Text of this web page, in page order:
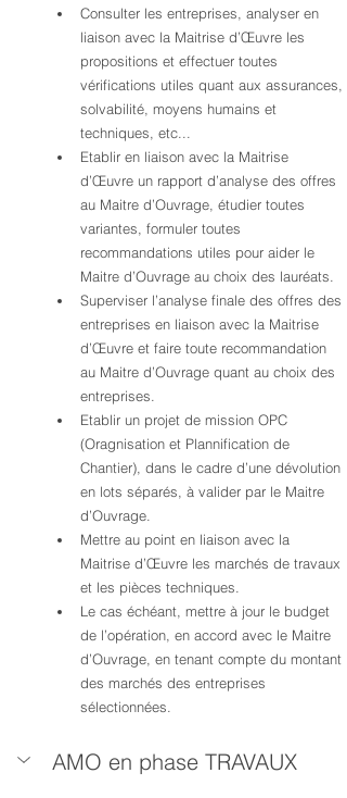
Consulter les entreprises, analyser en
liaison avec la Maitrise d’Œuvre les
propositions et effectuer toutes
vérifications utiles quant aux assurances,
solvabilité, moyens humains et
techniques, etc...
Etablir en liaison avec la Maitrise
d’Œuvre un rapport d’analyse des offres
au Maitre d’Ouvrage, étudier toutes
variantes, formuler toutes
recommandations utiles pour aider le
Maitre d’Ouvrage au choix des lauréats.
Superviser l’analyse finale des offres des
entreprises en liaison avec la Maitrise
d’Œuvre et faire toute recommandation
au Maitre d’Ouvrage quant au choix des
entreprises.
Etablir un projet de mission OPC
(Oragnisation et Plannification de
Chantier), dans le cadre d’une dévolution
en lots séparés, à valider par le Maitre
d’Ouvrage.
Mettre au point en liaison avec la
Maitrise d’Œuvre les marchés de travaux
et les pièces techniques.
Le cas échéant, mettre à jour le budget
de l’opération, en accord avec le Maitre
d’Ouvrage, en tenant compte du montant
des marchés des entreprises
sélectionnées.
AMO en phase TRAVAUX